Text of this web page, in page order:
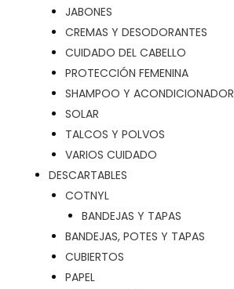
JABONES
CREMAS Y DESODORANTES
CUIDADO DEL CABELLO
PROTECCIÓN FEMENINA
SHAMPOO Y ACONDICIONADOR
SOLAR
TALCOS Y POLVOS
VARIOS CUIDADO
DESCARTABLES
COTNYL
BANDEJAS Y TAPAS
BANDEJAS, POTES Y TAPAS
CUBIERTOS
PAPEL